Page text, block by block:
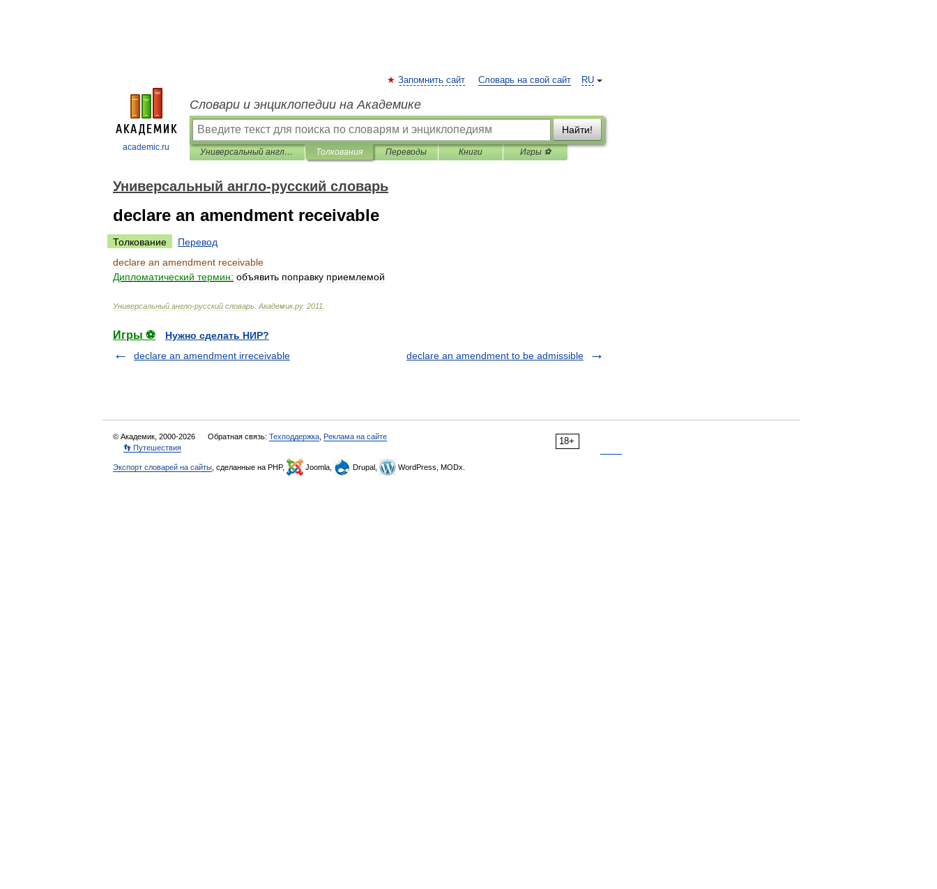
academic.ru
RU
Запомнить сайт Словарь на свой сайт
Словари и энциклопедии на Академике
Найти!
Универсальный англо-русский словарь Толкования Переводы Книги Игры ⚽
Универсальный англо-русский словарь
declare an amendment receivable
Толкование
Перевод
declare an amendment receivable
Дипломатический термин: объявить поправку приемлемой
Универсальный англо-русский словарь Академик.ру. 2011
Игры ⚽
Нужно сделать НИР?
declare an amendment irreceivable
declare an amendment to be admissible
18+
© Академик, 2000-2026 Обратная связь: Техподдержка Реклама на сайте
👣 Путешествия
Экспорт словарей на сайты , сделанные на PHP, Joomla, Drupal, WordPress, MODx.